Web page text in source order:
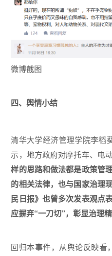
微博截图
四、舆情小结
清华大学经济管理学院李稻
示，地方政府对摩托车、电
样的思路和做法都是政策管
的相关法律，也与国家治理
民日报》也曾多次发表观点
应摒弃“一刀切”，彰显治理
回归本事件，从舆论反映看，